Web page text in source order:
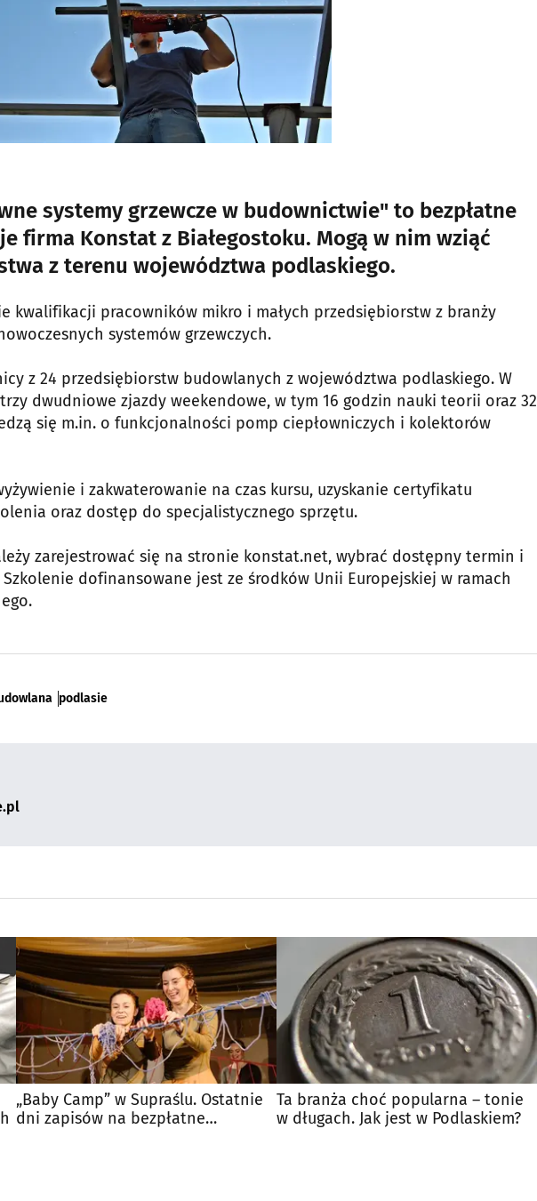
systemy grzewcze w budownictwie" to bezpłatne
firma Konstat z Białegostoku. Mogą w nim wziąć
z terenu województwa podlaskiego.
kwalifikacji pracowników mikro i małych przedsiębiorstw z branży
systemów grzewczych.
z 24 przedsiębiorstw budowlanych z województwa podlaskiego. W
dwudniowe zjazdy weekendowe, w tym 16 godzin nauki teorii oraz 32
się m.in. o funkcjonalności pomp ciepłowniczych i kolektorów
i zakwaterowanie na czas kursu, uzyskanie certyfikatu
oraz dostęp do specjalistycznego sprzętu.
zarejestrować się na stronie konstat.net, wybrać dostępny termin i
dofinansowane jest ze środków Unii Europejskiej w ramach
podlasie
„Baby Camp” w Supraślu. Ostatnie
dni zapisów na bezpłatne
Ta branża choć popularna – tonie
w długach. Jak jest w Podlaskiem?